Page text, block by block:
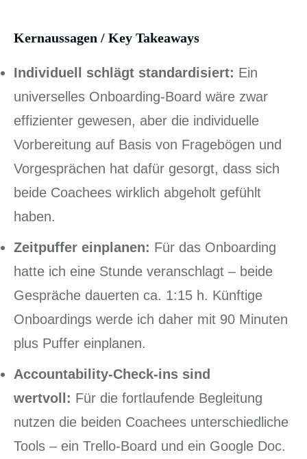
Kernaussagen / Key Takeaways
Individuell schlägt standardisiert: Ein
universelles Onboarding-Board wäre zwar
effizienter gewesen, aber die individuelle
Vorbereitung auf Basis von Fragebögen und
Vorgesprächen hat dafür gesorgt, dass sich
beide Coachees wirklich abgeholt gefühlt
haben.
Zeitpuffer einplanen: Für das Onboarding
hatte ich eine Stunde veranschlagt – beide
Gespräche dauerten ca. 1:15 h. Künftige
Onboardings werde ich daher mit 90 Minuten
plus Puffer einplanen.
Accountability-Check-ins sind
wertvoll: Für die fortlaufende Begleitung
nutzen die beiden Coachees unterschiedliche
Tools – ein Trello-Board und ein Google Doc.